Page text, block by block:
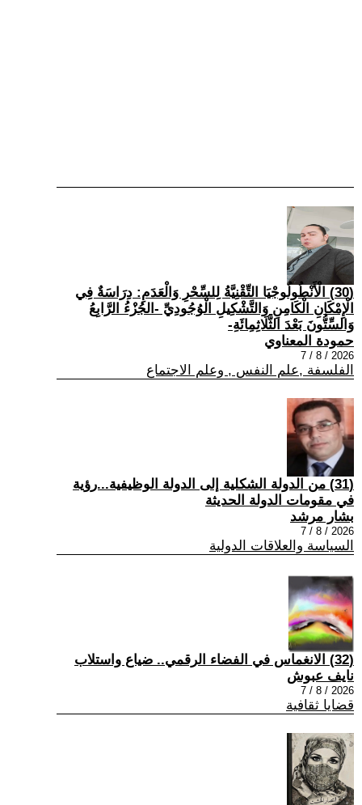
(30) الْأَنْطُولُوجْيَا التِّقْنِيَّةُ لِلسِّحْرِ وَالْعَدَمِ: دِرَاسَةٌ فِي
الْإِمْكَانِ الْكَامِنِ وَالتَّشْكِيلِ الْوُجُودِيِّ -الجُزْءُ الرَّابِعُ
وَالسِّتُّونَ بَعْدَ الثَّلَاثِمِائَةِ-
حمودة المعناوي
2026 / 8 / 7
الفلسفة ,علم النفس , وعلم الاجتماع
(31) من الدولة الشكلية إلى الدولة الوظيفية...رؤية
في مقومات الدولة الحديثة
بشار مرشد
2026 / 8 / 7
السياسة والعلاقات الدولية
(32) الانغماس في الفضاء الرقمي.. ضياع واستلاب
نايف عبوش
2026 / 8 / 7
قضايا ثقافية